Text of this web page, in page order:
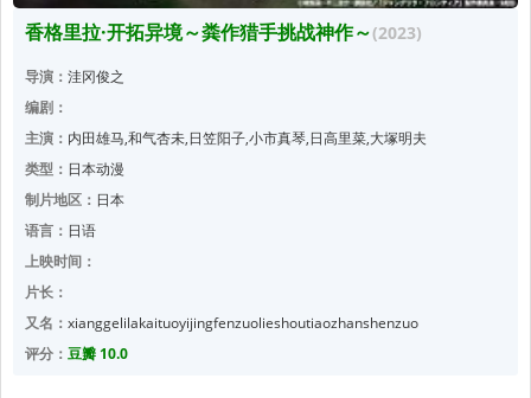
香格里拉·开拓异境～粪作猎手挑战神作～(2023)
导演： 洼冈俊之
编剧：
主演： 内田雄马,和气杏未,日笠阳子,小市真琴,日高里菜,大塚明夫
类型： 日本动漫
制片地区： 日本
语言： 日语
上映时间：
片长：
又名： xianggelilakaituoyijingfenzuolieshoutiaozhanshenzuo
评分： 豆瓣 10.0